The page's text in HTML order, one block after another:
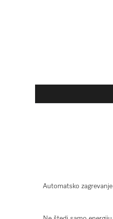
Automatsko zagrevanje